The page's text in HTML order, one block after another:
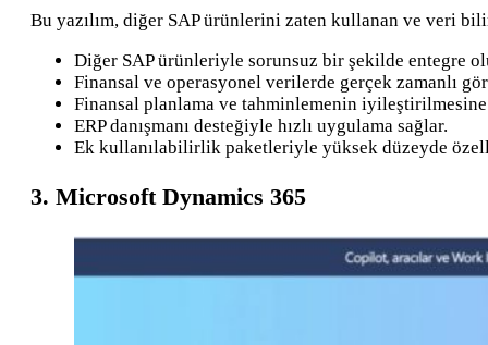
Bu yazılım, diğer SAP ürünlerini zaten kullanan ve veri
Diğer SAP ürünleriyle sorunsuz bir şekilde entegre
Finansal ve operasyonel verilerde gerçek zamanlı
Finansal planlama ve tahminlemenin iyileştirilmesine
ERP danışmanı desteğiyle hızlı uygulama sağlar.
Ek kullanılabilirlik paketleriyle yüksek düzeyde
3. Microsoft Dynamics 365